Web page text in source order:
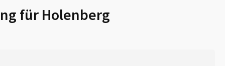
für Holenberg